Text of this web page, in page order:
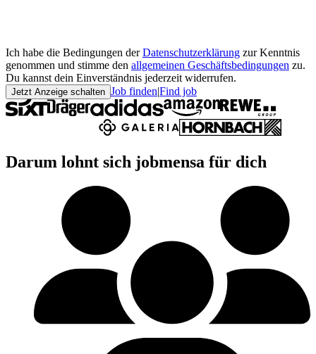
Ich habe die Bedingungen der Datenschutzerklärung zur Kenntnis
genommen und stimme den allgemeinen Geschäftsbedingungen zu.
Du kannst dein Einverständnis jederzeit widerrufen.
Jetzt Anzeige schalten Job finden|Find job
Darum lohnt sich jobmensa für dich